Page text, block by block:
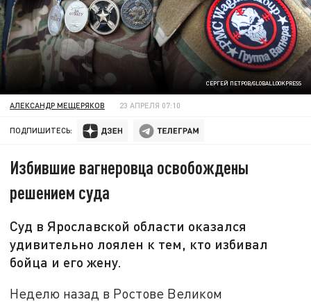
СЕРГЕЙ ПЕТРОВ/GLOBALLOOKPRESS
АЛЕКСАНДР МЕЩЕРЯКОВ 23 АПРЕЛЯ 07:10
ПОДПИШИТЕСЬ:
Избившие вагнеровца освобождены
решением суда
Суд в Ярославской области оказался
удивительно лоялен к тем, кто избивал
бойца и его жену.
Неделю назад в Ростове Великом